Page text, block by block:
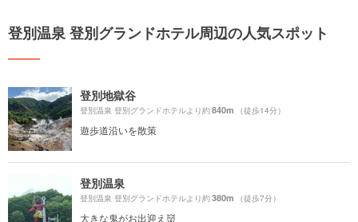
登別温泉 登別グランドホテル周辺の人気スポット
登別地獄谷
登別温泉 登別グランドホテルより約840m （徒歩14分）
遊歩道沿いを散策
登別温泉
登別温泉 登別グランドホテルより約380m （徒歩7分）
大きな鬼がお出迎え👹